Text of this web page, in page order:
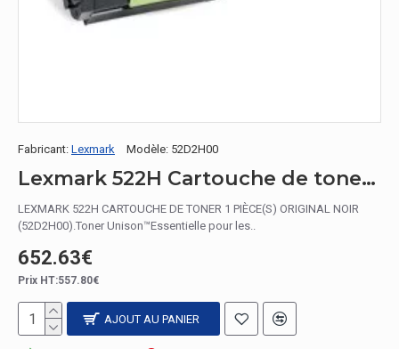
Fabricant: Lexmark Modèle: 52D2H00
Lexmark 522H Cartouche de toner 1 pièce(s) Original Noir
LEXMARK 522H CARTOUCHE DE TONER 1 PIÈCE(S) ORIGINAL NOIR
(52D2H00).Toner Unison™Essentielle pour les..
652.63€
Prix HT:557.80€
AJOUT AU PANIER